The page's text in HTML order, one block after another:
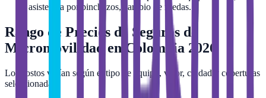
asistencia por pinchazos, cambio de ruedas.
Rango de Precios de Seguros de
Micromovilidad en Colombia 2026
Los costos varían según el tipo de equipo, valor, ciudad y coberturas
seleccionadas: